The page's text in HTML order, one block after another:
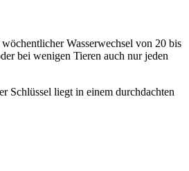
Wasserwechsel von 20 bis
bei wenigen Tieren auch nur jeden
Schlüssel liegt in einem durchdachten